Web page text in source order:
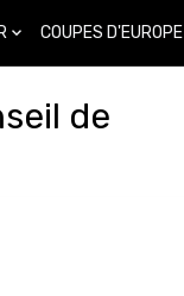
COUPES D'EUROPE
de